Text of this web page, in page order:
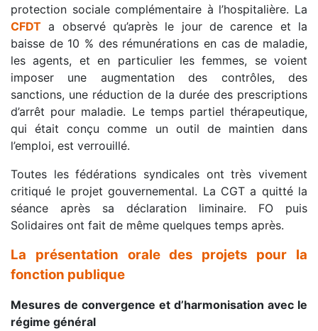
protection sociale complémentaire à l’hospitalière. La
CFDT a observé qu’après le jour de carence et la
baisse de 10 % des rémunérations en cas de maladie,
les agents, et en particulier les femmes, se voient
imposer une augmentation des contrôles, des
sanctions, une réduction de la durée des prescriptions
d’arrêt pour maladie. Le temps partiel thérapeutique,
qui était conçu comme un outil de maintien dans
l’emploi, est verrouillé.
Toutes les fédérations syndicales ont très vivement
critiqué le projet gouvernemental. La CGT a quitté la
séance après sa déclaration liminaire. FO puis
Solidaires ont fait de même quelques temps après.
La présentation orale des projets pour la
fonction publique
Mesures de convergence et d’harmonisation avec le
régime général